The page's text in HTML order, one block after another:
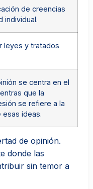
de creencias
individual.
leyes y tratados
se centra en el
que la
se refiere a la
esas ideas.
de opinión.
donde las
sin temor a